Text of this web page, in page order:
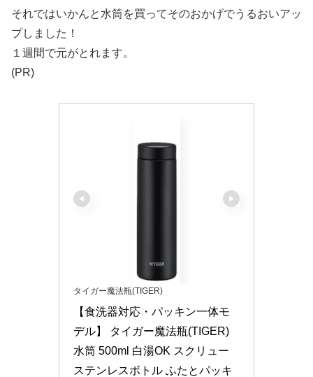
それではいかんと水筒を買ってそのおかげでうるおいアッ
プしました！
１週間で元がとれます。
(PR)
タイガー魔法瓶(TIGER)
【食洗器対応・パッキン一体モ
デル】 タイガー魔法瓶(TIGER)
水筒 500ml 白湯OK スクリュー
ステンレスボトル ふたとパッキ